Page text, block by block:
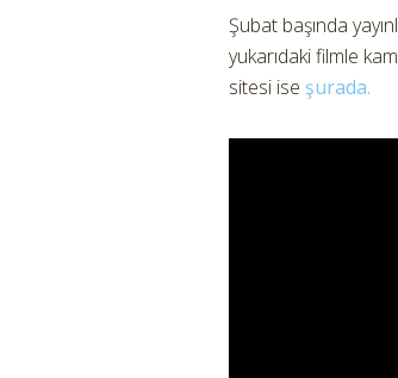
Şubat başında
yukarıdaki filmle
sitesi ise şurada.